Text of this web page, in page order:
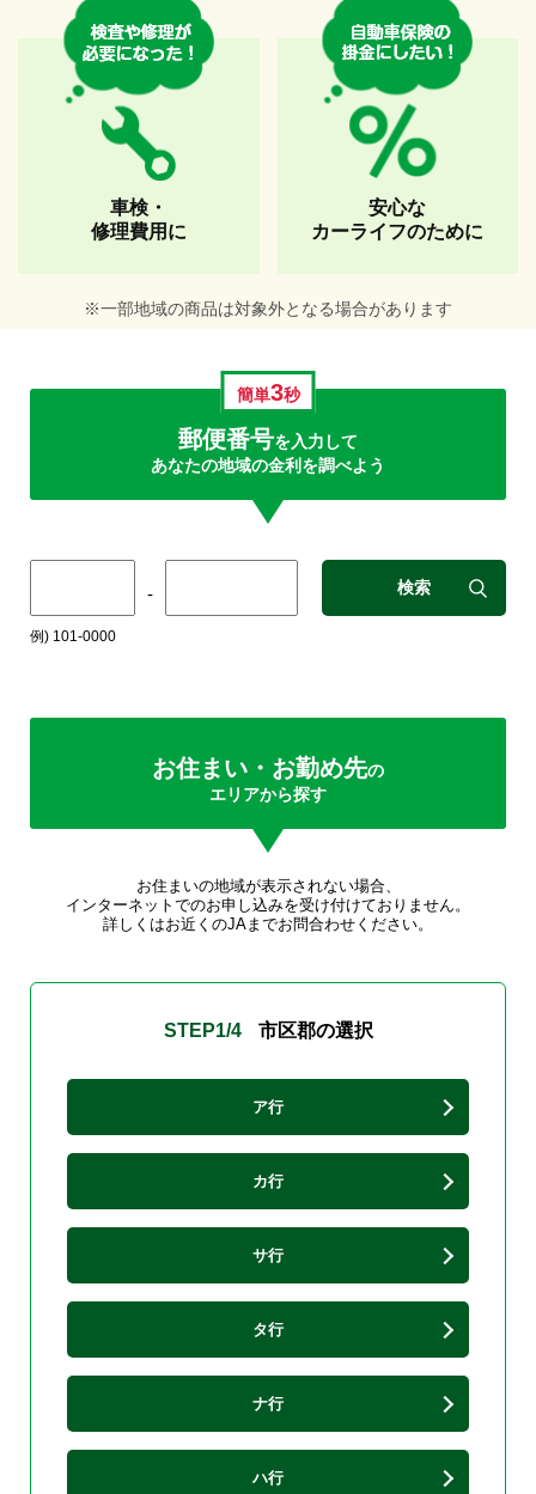
車検・
修理費用に
安心な
カーライフのために
※一部地域の商品は対象外となる場合があります
簡単3秒
郵便番号を入力して
あなたの地域の金利を調べよう
- 検索
例) 101-0000
お住まい・お勤め先の
エリアから探す
お住まいの地域が表示されない場合、
インターネットでのお申し込みを受け付けておりません。
詳しくはお近くのJAまでお問合わせください。
STEP1/4 市区郡の選択
ア行
カ行
サ行
タ行
ナ行
ハ行